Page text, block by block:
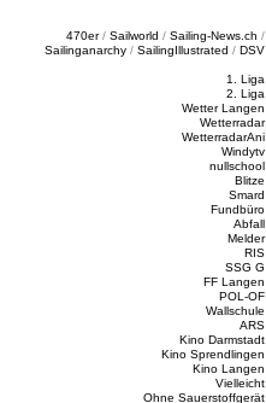
470er/ Sailworld / Sailing-News.ch /
Sailinganarchy / SailingIllustrated / DSV
1. Liga
2. Liga
Wetter Langen
Wetterradar
WetterradarAni
Windytv
nullschool
Blitze
Smard
Fundbüro
Abfall
Melder
RIS
SSG G
FF Langen
POL-OF
Wallschule
ARS
Kino Darmstadt
Kino Sprendlingen
Kino Langen
Vielleicht
Ohne Sauerstoffgerät